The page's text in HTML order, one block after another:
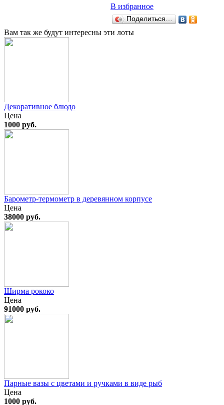
В избранное
Поделиться…
Вам так же будут интересны эти лоты
Декоративное блюдо
Цена
1000 руб.
Барометр-термометр в деревянном корпусе
Цена
38000 руб.
Ширма рококо
Цена
91000 руб.
Парные вазы с цветами и ручками в виде рыб
Цена
1000 руб.